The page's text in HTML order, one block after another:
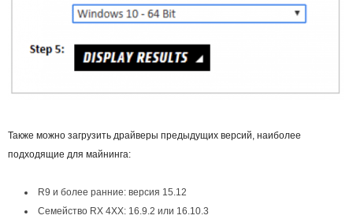
Также можно загрузить драйверы предыдущих версий, наиболее
подходящие для майнинга:
R9 и более ранние: версия 15.12
Семейство RX 4ХХ: 16.9.2 или 16.10.3